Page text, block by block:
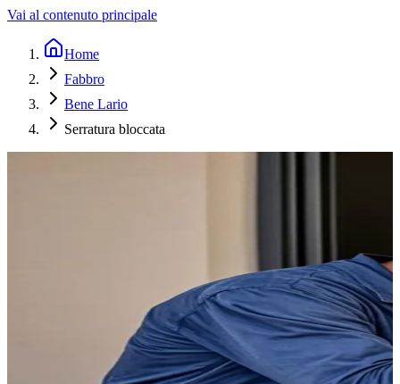
Vai al contenuto principale
Home
Fabbro
Bene Lario
Serratura bloccata